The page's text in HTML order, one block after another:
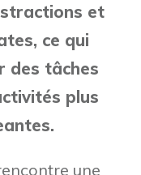
et
ce qui
des tâches
plus
une